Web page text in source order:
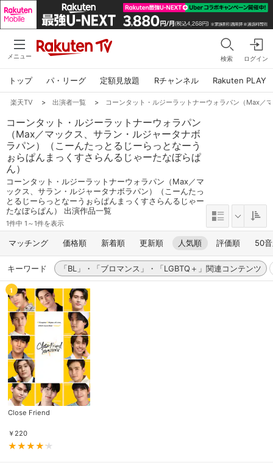
メニュー 検索 ログイン
トップ パ・リーグ 定額見放題 Rチャンネル Rakuten PLAY
楽天TV > 出演者一覧 > コーンタット・ルジーラットナーウォラパン（Max／
コーンタット・ルジーラットナーウォラパン
（Max／マックス、サラン・ルジャータナボ
ラパン）（こーんたっとるじーらっとなーう
ぉらぱんまっくすさらんるじゃーたなぼらぱ
ん）
コーンタット・ルジーラットナーウォラパン（Max／マ
ックス、サラン・ルジャータナボラパン）（こーんたっ
とるじーらっとなーうぉらぱんまっくすさらんるじゃー
たなぼらぱん） 出演作品一覧
1件中 1～1件を表示
マッチング 価格順 新着順 更新順 人気順 評価順 50
キーワード 「BL」・「ブロマンス」・「LGBTQ＋」関連コンテンツ
1
Close Friend
￥ 220